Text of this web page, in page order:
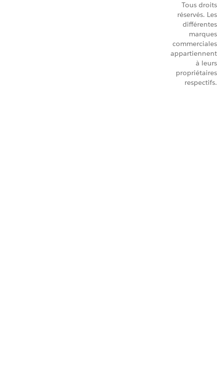
Tous droits
réservés. Les
différentes
marques
commerciales
appartiennent
à leurs
propriétaires
respectifs.